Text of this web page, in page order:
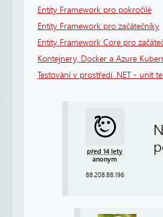
Entity Framework pro pokročilé
Entity Framework pro začátečníky
Entity Framework Core pro
Kontejnery, Docker a Azure
Testování v prostředí .NET - unit
před 14 lety
anonym
88.208.88.196